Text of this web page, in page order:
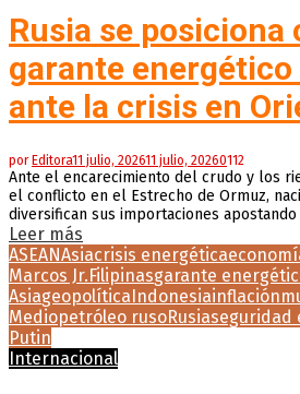
Rusia se posiciona
garante energético
ante la crisis en
porEditora11 julio, 202611 julio, 20260112
Ante el encarecimiento del crudo y los
el conflicto en el Estrecho de Ormuz,
diversifican sus importaciones
Leer más
ASEANAsiacrisis energética
Marcos Jr.Filipinasgarante
AsiageopolíticaIndonesiainflación
Mediopetróleo rusoRusiaseguridad
Putin
Internacional